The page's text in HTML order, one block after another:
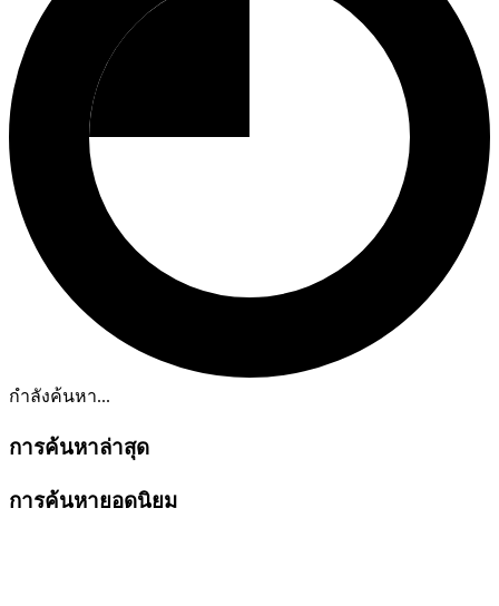
กำลังค้นหา...
การค้นหาล่าสุด
การค้นหายอดนิยม